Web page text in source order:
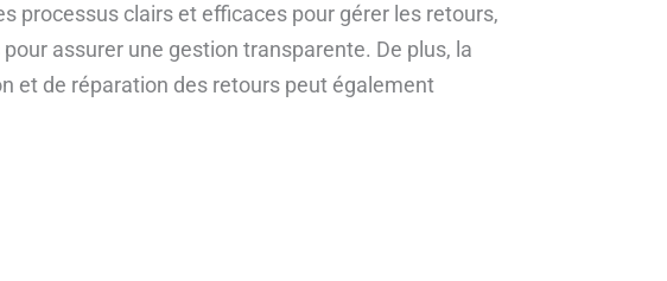
processus clairs et efficaces pour gérer les retours,
assurer une gestion transparente. De plus, la
et de réparation des retours peut également